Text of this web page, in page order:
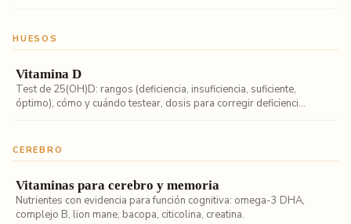
HUESOS
Vitamina D
Test de 25(OH)D: rangos (deficiencia, insuficiencia, suficiente,
óptimo), cómo y cuándo testear, dosis para corregir deficienci...
CEREBRO
Vitaminas para cerebro y memoria
Nutrientes con evidencia para función cognitiva: omega-3 DHA,
complejo B, lion mane, bacopa, citicolina, creatina.